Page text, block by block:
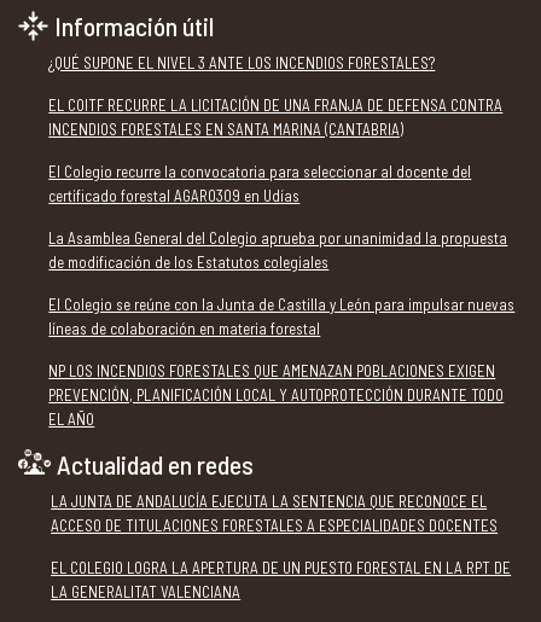
Información útil
¿QUÉ SUPONE EL NIVEL 3 ANTE LOS INCENDIOS FORESTALES?
EL COITF RECURRE LA LICITACIÓN DE UNA FRANJA DE DEFENSA CONTRA
INCENDIOS FORESTALES EN SANTA MARINA (CANTABRIA)
El Colegio recurre la convocatoria para seleccionar al docente del
certificado forestal AGAR0309 en Udías
La Asamblea General del Colegio aprueba por unanimidad la propuesta
de modificación de los Estatutos colegiales
El Colegio se reúne con la Junta de Castilla y León para impulsar nuevas
líneas de colaboración en materia forestal
NP LOS INCENDIOS FORESTALES QUE AMENAZAN POBLACIONES EXIGEN
PREVENCIÓN, PLANIFICACIÓN LOCAL Y AUTOPROTECCIÓN DURANTE TODO
EL AÑO
Actualidad en redes
LA JUNTA DE ANDALUCÍA EJECUTA LA SENTENCIA QUE RECONOCE EL
ACCESO DE TITULACIONES FORESTALES A ESPECIALIDADES DOCENTES
EL COLEGIO LOGRA LA APERTURA DE UN PUESTO FORESTAL EN LA RPT DE
LA GENERALITAT VALENCIANA